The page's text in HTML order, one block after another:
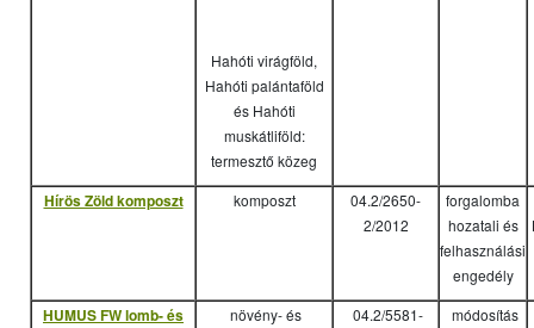
Hahóti virágföld,
Hahóti palántaföld
és Hahóti
muskátliföld:
termesztő közeg
Hírös Zöld komposzt komposzt
04.2/2650-
2/2012
forgalomba
hozatali és
felhasználási
engedély
HUMUS FW lomb- és
növény- és
04.2/5581-
módosítás